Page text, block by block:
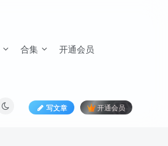
合集 开通会员
写文章 开通会员